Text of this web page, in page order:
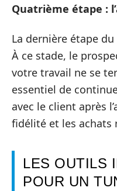
Quatrième étape :
La dernière étape
À ce stade, le
votre travail ne se
essentiel de
avec le client après
fidélité et les achats
LES OUTILS
POUR UN